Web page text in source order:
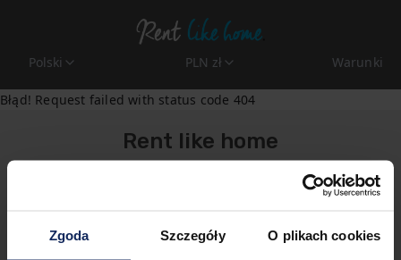
Zgoda Szczegóły O plikach cookies
Polski PLN zł Warunki
Błąd! Request failed with status code 404
Rent like home